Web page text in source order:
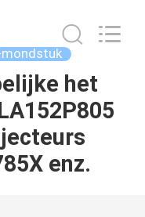
mondstuk
het
enz.